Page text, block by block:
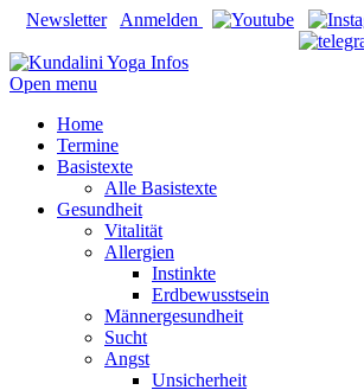
Newsletter Anmelden
Open menu
Home
Termine
Basistexte
Alle Basistexte
Gesundheit
Vitalität
Allergien
Instinkte
Erdbewusstsein
Männergesundheit
Sucht
Angst
Unsicherheit